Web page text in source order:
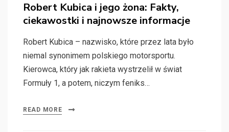
Robert Kubica i jego żona: Fakty,
ciekawostki i najnowsze informacje
Robert Kubica – nazwisko, które przez lata było
niemal synonimem polskiego motorsportu.
Kierowca, który jak rakieta wystrzelił w świat
Formuły 1, a potem, niczym feniks…
READ MORE